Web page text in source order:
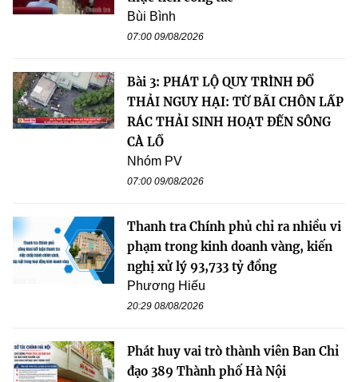
Bùi Bình
07:00 09/08/2026
Bài 3: PHÁT LỘ QUY TRÌNH ĐỔ
THẢI NGUY HẠI: TỪ BÃI CHÔN LẤP
RÁC THẢI SINH HOẠT ĐẾN SÔNG
CÀ LỒ
Nhóm PV
07:00 09/08/2026
Thanh tra Chính phủ chỉ ra nhiều vi
phạm trong kinh doanh vàng, kiến
nghị xử lý 93,733 tỷ đồng
Phương Hiếu
20:29 08/08/2026
Phát huy vai trò thành viên Ban Chỉ
đạo 389 Thành phố Hà Nội